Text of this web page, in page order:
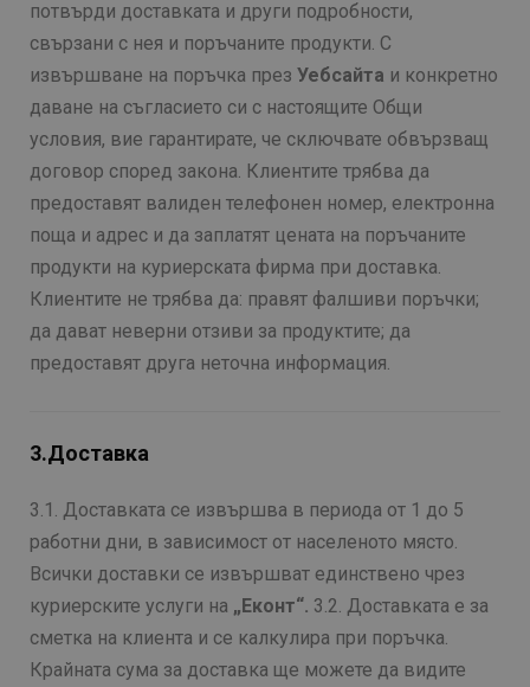
потвърди доставката и други подробности,
свързани с нея и поръчаните продукти. С
извършване на поръчка през Уебсайта и конкретно
даване на съгласието си с настоящите Общи
условия, вие гарантирате, че сключвате обвързващ
договор според закона. Клиентите трябва да
предоставят валиден телефонен номер, електронна
поща и адрес и да заплатят цената на поръчаните
продукти на куриерската фирма при доставка.
Клиентите не трябва да: правят фалшиви поръчки;
да дават неверни отзиви за продуктите; да
предоставят друга неточна информация.
3.Доставка
3.1. Доставката се извършва в периода от 1 до 5
работни дни, в зависимост от населеното място.
Всички доставки се извършват единствено чрез
куриерските услуги на „Еконт“. 3.2. Доставката е за
сметка на клиента и се калкулира при поръчка.
Крайната сума за доставка ще можете да видите